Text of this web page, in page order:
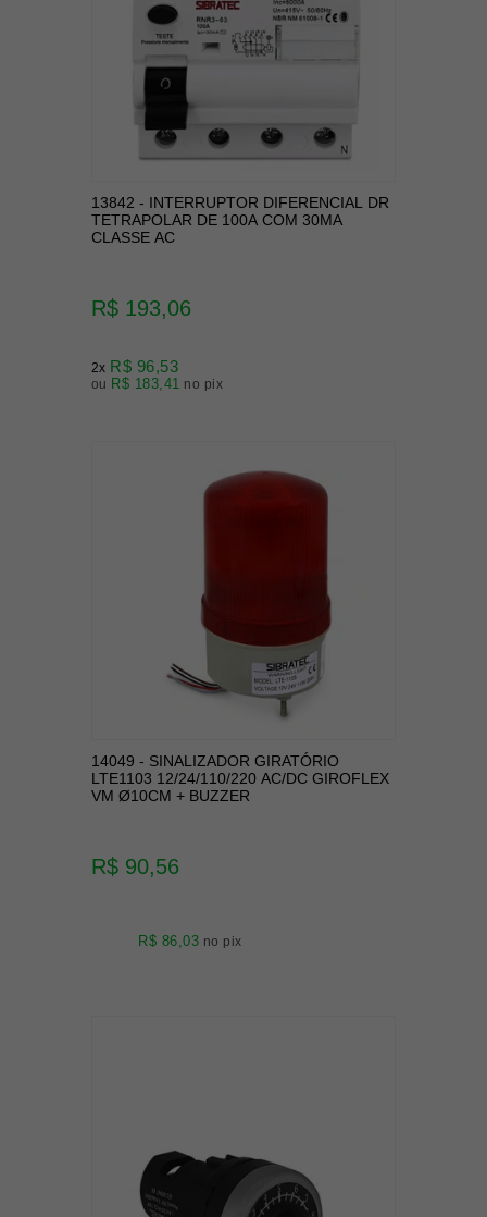
13842 - INTERRUPTOR DIFERENCIAL DR
TETRAPOLAR DE 100A COM 30MA
CLASSE AC
R$ 193,06
2x R$ 96,53
ou R$ 183,41 no pix
14049 - SINALIZADOR GIRATÓRIO
LTE1103 12/24/110/220 AC/DC GIROFLEX
VM Ø10CM + BUZZER
R$ 90,56
R$ 86,03 no pix